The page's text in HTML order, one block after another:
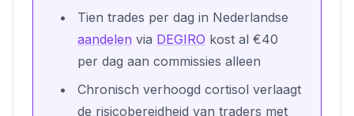
Tien trades per dag in Nederlandse
aandelen via DEGIRO kost al €40
per dag aan commissies alleen
Chronisch verhoogd cortisol verlaagt
de risicobereidheid van traders met